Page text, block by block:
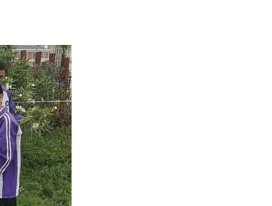
球 綜合體育